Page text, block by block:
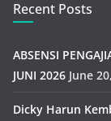
Recent Posts
ABSENSI
JUNI 2026 June
Dicky Harun